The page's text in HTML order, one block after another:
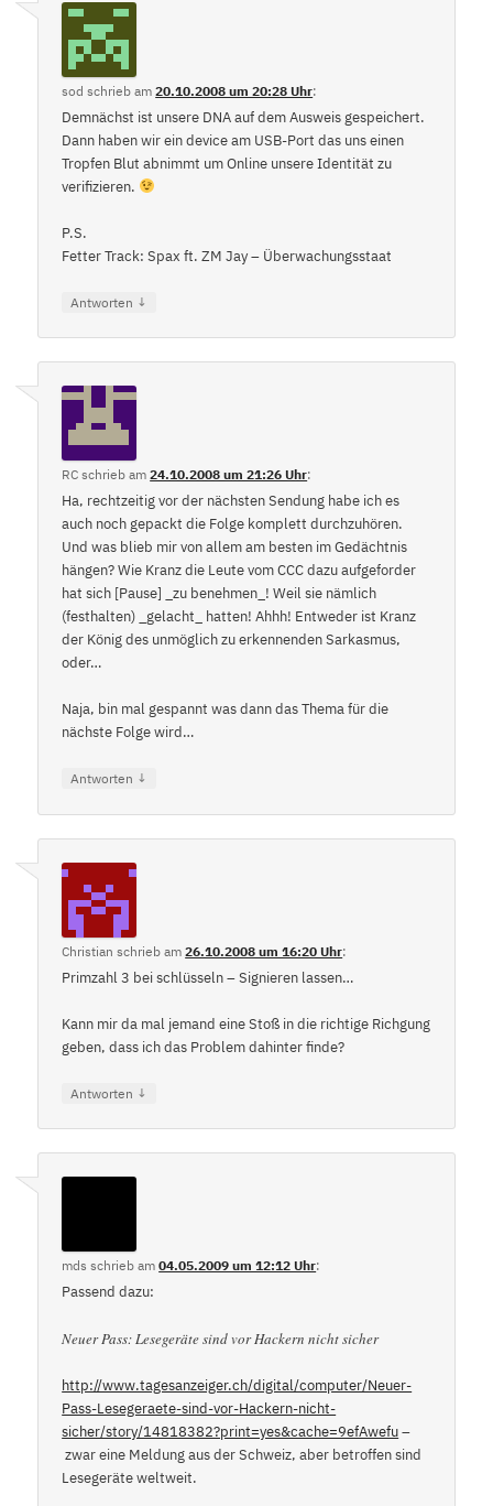
sod schrieb am20.10.2008 um 20:28 Uhr:
Demnächst ist unsere DNA auf dem Ausweis gespeichert.
Dann haben wir ein device am USB-Port das uns einen
Tropfen Blut abnimmt um Online unsere Identität zu
verifizieren.
P.S.
Fetter Track: Spax ft. ZM Jay – Überwachungsstaat
Antworten ↓
RC schrieb am24.10.2008 um 21:26 Uhr:
Ha, rechtzeitig vor der nächsten Sendung habe ich es
auch noch gepackt die Folge komplett durchzuhören.
Und was blieb mir von allem am besten im Gedächtnis
hängen? Wie Kranz die Leute vom CCC dazu aufgeforder
hat sich [Pause] _zu benehmen_! Weil sie nämlich
(festhalten) _gelacht_ hatten! Ahhh! Entweder ist Kranz
der König des unmöglich zu erkennenden Sarkasmus,
oder…
Naja, bin mal gespannt was dann das Thema für die
nächste Folge wird…
Antworten ↓
Christian schrieb am26.10.2008 um 16:20 Uhr:
Primzahl 3 bei schlüsseln – Signieren lassen…
Kann mir da mal jemand eine Stoß in die richtige Richgung
geben, dass ich das Problem dahinter finde?
Antworten ↓
mds schrieb am04.05.2009 um 12:12 Uhr:
Passend dazu:
Neuer Pass: Lesegeräte sind vor Hackern nicht sicher
http://www.tagesanzeiger.ch/digital/computer/Neuer-
Pass-Lesegeraete-sind-vor-Hackern-nicht-
sicher/story/14818382?print=yes&cache=9efAwefu–
zwar eine Meldung aus der Schweiz, aber betroffen sind
Lesegeräte weltweit.